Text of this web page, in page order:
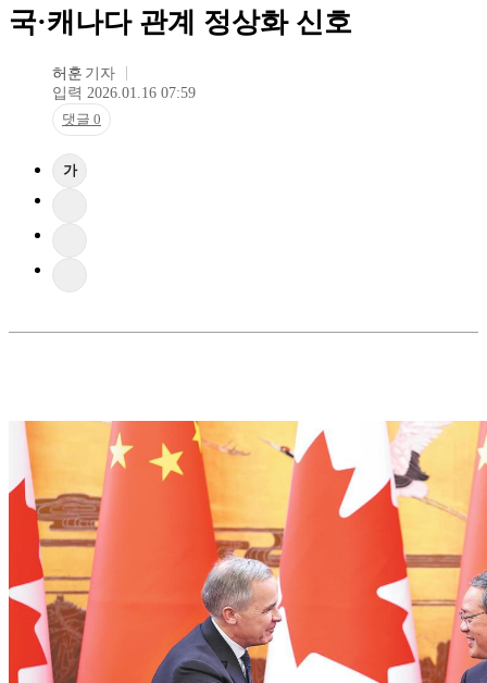
국·캐나다 관계 정상화 신호
허훈 기자
입력 2026.01.16 07:59
댓글 0
가